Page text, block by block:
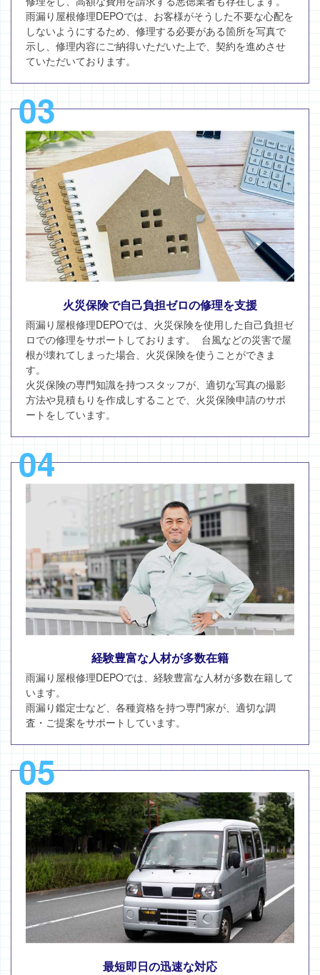
雨漏り屋根修理DEPOでは、お客様がそうした不要な心配を
しないようにするため、修理する必要がある箇所を写真で
示し、修理内容にご納得いただいた上で、契約を進めさせ
ていただいております。
03
火災保険で自己負担ゼロの修理を支援
雨漏り屋根修理DEPOでは、火災保険を使用した自己負担ゼ
ロでの修理をサポートしております。 台風などの災害で屋
根が壊れてしまった場合、火災保険を使うことができま
す。
火災保険の専門知識を持つスタッフが、適切な写真の撮影
方法や見積もりを作成しすることで、火災保険申請のサポ
ートをしています。
04
経験豊富な人材が多数在籍
雨漏り屋根修理DEPOでは、経験豊富な人材が多数在籍して
います。
雨漏り鑑定士など、各種資格を持つ専門家が、適切な調
査・ご提案をサポートしています。
05
最短即日の迅速な対応